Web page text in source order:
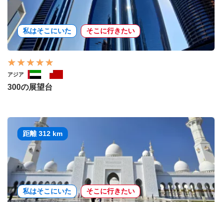
私はそこにいた そこに行きたい
アジア
300の展望台
距離 312 km
私はそこにいた そこに行きたい